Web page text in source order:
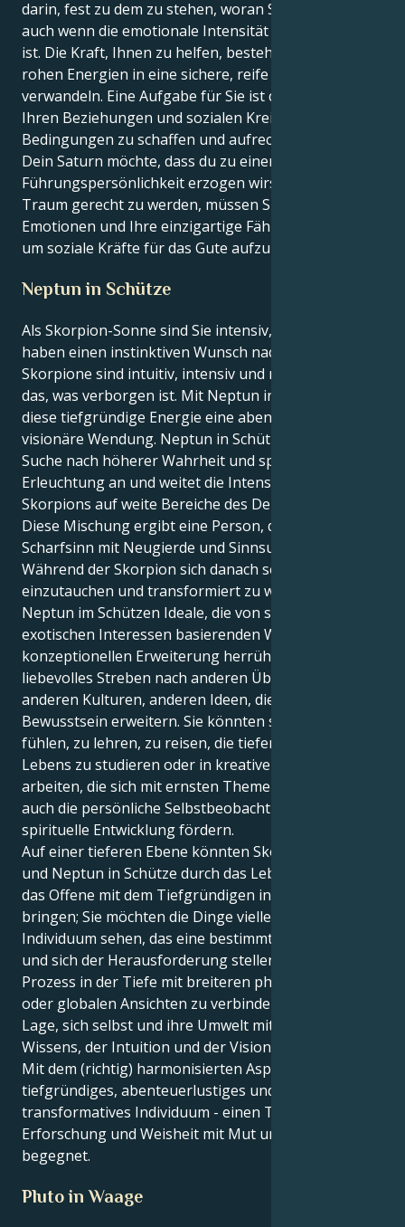
darin, fest zu dem zu stehen, woran Sie glauben,
auch wenn die emotionale Intensität überwältigend
ist. Die Kraft, Ihnen zu helfen, besteht darin, Ihre
rohen Energien in eine sichere, reife Kraft zu
verwandeln. Eine Aufgabe für Sie ist die Fähigkeit, in
Ihren Beziehungen und sozialen Kreisen gleiche
Bedingungen zu schaffen und aufrechtzuerhalten.
Dein Saturn möchte, dass du zu einer
Führungspersönlichkeit erzogen wirst. Um diesem
Traum gerecht zu werden, müssen Sie Ihre rohen
Emotionen und Ihre einzigartige Fähigkeit nutzen,
um soziale Kräfte für das Gute aufzubauen.
Neptun in Schütze
Als Skorpion-Sonne sind Sie intensiv, emotional und
haben einen instinktiven Wunsch nach Veränderung.
Skorpione sind intuitiv, intensiv und neugierig auf
das, was verborgen ist. Mit Neptun in Schütze nimmt
diese tiefgründige Energie eine abenteuerliche und
visionäre Wendung. Neptun in Schütze regt die
Suche nach höherer Wahrheit und spiritueller
Erleuchtung an und weitet die Intensität des
Skorpions auf weite Bereiche des Denkens aus.
Diese Mischung ergibt eine Person, die emotionalen
Scharfsinn mit Neugierde und Sinnsuche verbindet.
Während der Skorpion sich danach sehnt, in die Tiefe
einzutauchen und transformiert zu werden, hat der
Neptun im Schützen Ideale, die von seinen auf
exotischen Interessen basierenden Werkzeugen der
konzeptionellen Erweiterung herrühren - ein
liebevolles Streben nach anderen Überzeugungen,
anderen Kulturen, anderen Ideen, die das
Bewusstsein erweitern. Sie könnten sich berufen
fühlen, zu lehren, zu reisen, die tiefen Mysterien des
Lebens zu studieren oder in kreativen Bereichen zu
arbeiten, die sich mit ernsten Themen befassen und
auch die persönliche Selbstbeobachtung und
spirituelle Entwicklung fördern.
Auf einer tieferen Ebene könnten Skorpion-Sonne
und Neptun in Schütze durch das Leben gehen und
das Offene mit dem Tiefgründigen in Einklang
bringen; Sie möchten die Dinge vielleicht eher als
Individuum sehen, das eine bestimmte Realität sieht,
und sich der Herausforderung stellen, ihren eigenen
Prozess in der Tiefe mit breiteren philosophischen
oder globalen Ansichten zu verbinden. Sie sind in der
Lage, sich selbst und ihre Umwelt mit der Kraft des
Wissens, der Intuition und der Vision zu reformieren.
Mit dem (richtig) harmonisierten Aspekt hat man ein
tiefgründiges, abenteuerlustiges und
transformatives Individuum - einen Typ, der Tiefe,
Erforschung und Weisheit mit Mut und Verständnis
begegnet.
Pluto in Waage